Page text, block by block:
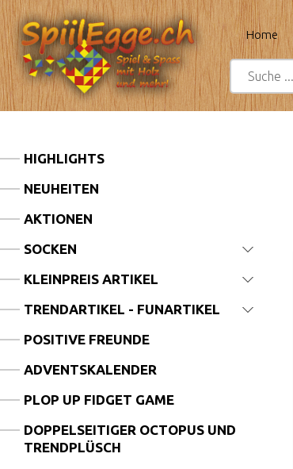
Home
HIGHLIGHTS
NEUHEITEN
AKTIONEN
SOCKEN
KLEINPREIS ARTIKEL
TRENDARTIKEL - FUNARTIKEL
POSITIVE FREUNDE
ADVENTSKALENDER
PLOP UP FIDGET GAME
DOPPELSEITIGER OCTOPUS UND
TRENDPLÜSCH